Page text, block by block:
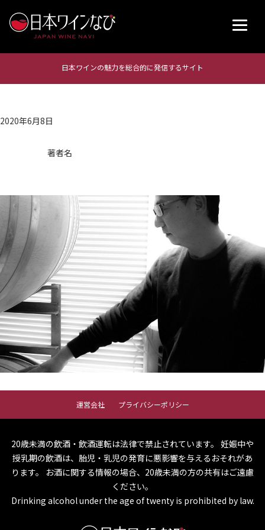
日本ワインの魅力を総合的に発信するサイト
2020年6月8日
著者名
運営会社 プライバシーポリシー
20歳未満の飲酒・飲酒運転は法律で禁止されています。 妊娠中や
授乳期の飲酒は、胎児・乳児の発育に悪影響を与えるおそれがあ
ります。
お酒に関する情報の場合、20歳未満の方の共有はご遠慮
ください。
Drinking alcohol under the age of twenty is prohibited by law.